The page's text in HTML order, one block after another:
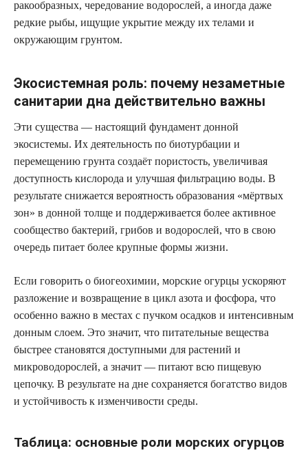
ракообразных, чередование водорослей, а иногда даже
редкие рыбы, ищущие укрытие между их телами и
окружающим грунтом.
Экосистемная роль: почему незаметные
санитарии дна действительно важны
Эти существа — настоящий фундамент донной
экосистемы. Их деятельность по биотурбации и
перемещению грунта создаёт пористость, увеличивая
доступность кислорода и улучшая фильтрацию воды. В
результате снижается вероятность образования «мёртвых
зон» в донной толще и поддерживается более активное
сообщество бактерий, грибов и водорослей, что в свою
очередь питает более крупные формы жизни.
Если говорить о биогеохимии, морские огурцы ускоряют
разложение и возвращение в цикл азота и фосфора, что
особенно важно в местах с пучком осадков и интенсивным
донным слоем. Это значит, что питательные вещества
быстрее становятся доступными для растений и
микроводорослей, а значит — питают всю пищевую
цепочку. В результате на дне сохраняется богатство видов
и устойчивость к изменчивости среды.
Таблица: основные роли морских огурцов